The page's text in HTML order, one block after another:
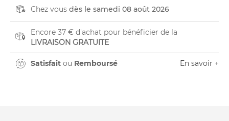
Chez vous dès le samedi 08 août 2026
Encore 37 € d'achat pour bénéficier de la
LIVRAISON GRATUITE
Satisfait ou Remboursé En savoir +